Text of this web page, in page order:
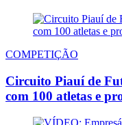
COMPETIÇÃO
Circuito Piauí de
com 100 atletas e